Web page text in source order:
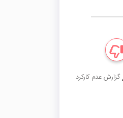
گزارش عدم کارکرد